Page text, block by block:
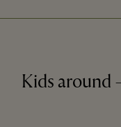
Kids around